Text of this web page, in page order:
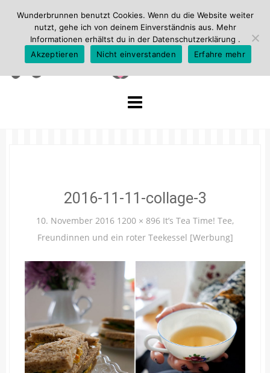
2016-11-11-collage-3
10. November 2016 1200 × 896 It’s Tea Time! Tee,
Freundinnen und ein roter Teekessel [Werbung]
Wunderbrunnen benutzt Cookies. Wenn du die Website weiter
nutzt, gehe ich von deinem Einverständnis aus. Mehr
Informationen erhältst du in der Datenschutzerklärung .
Akzeptieren
Nicht einverstanden Erfahre mehr